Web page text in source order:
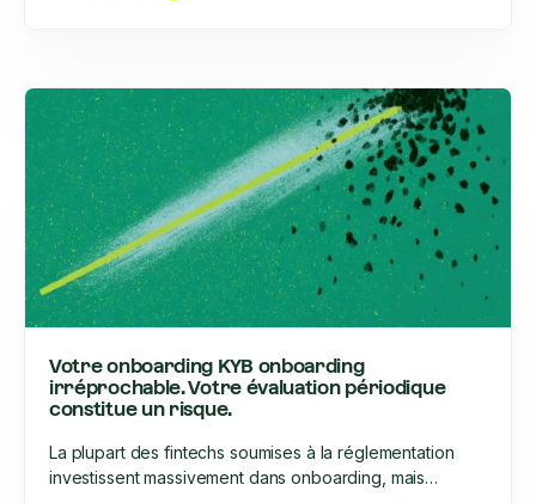
est structurelle, et quel en est le coût au regard de la
directive AMLR 2027.
Votre onboarding KYB onboarding
irréprochable. Votre évaluation périodique
constitue un risque.
La plupart des fintechs soumises à la réglementation
investissent massivement dans onboarding, mais